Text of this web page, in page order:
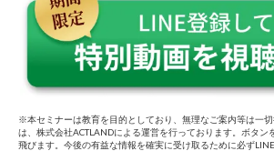
※本セミナーは教育を目的としており、無理なご案内等は一
は、株式会社ACTLANDによる運営を行っております。ボタン
飛びます。今後の有益な情報を確実に受け取るために必ず